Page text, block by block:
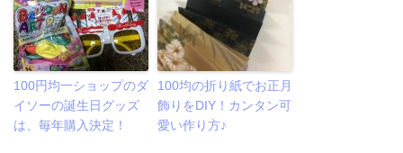
100円均一ショップのダ
イソーの誕生日グッズ
は、毎年購入決定！
100均の折り紙でお正月
飾りをDIY！カンタン可
愛い作り方♪